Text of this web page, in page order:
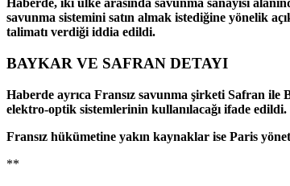
Haberde, iki ülke arasında savunma sanayisi
savunma sistemini satın almak istediğine yönelik
talimatı verdiği iddia edildi.
BAYKAR VE SAFRAN DETAYI
Haberde ayrıca Fransız savunma şirketi Safran
elektro-optik sistemlerinin kullanılacağı ifade edildi.
Fransız hükümetine yakın kaynaklar ise Paris
**